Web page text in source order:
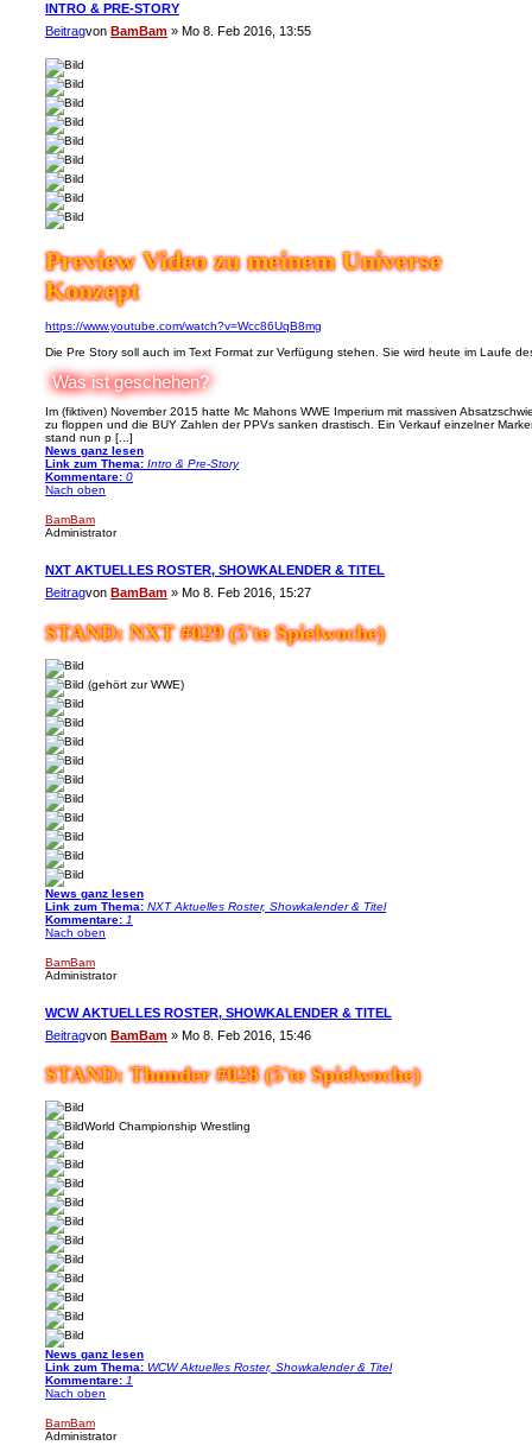
INTRO & PRE-STORY
Beitragvon BamBam » Mo 8. Feb 2016, 13:55
Preview Video zu meinem Universe
Konzept
https://www.youtube.com/watch?v=Wcc86UqB8mg
Die Pre Story soll auch im Text Format zur Verfügung stehen. Sie wird heute im Laufe
Was ist geschehen?
Im (fiktiven) November 2015 hatte Mc Mahons WWE Imperium mit massiven
zu floppen und die BUY Zahlen der PPVs sanken drastisch. Ein Verkauf einzelner
stand nun p [...]
News ganz lesen
Link zum Thema: Intro & Pre-Story
Kommentare: 0
Nach oben
BamBam
Administrator
NXT AKTUELLES ROSTER, SHOWKALENDER & TITEL
Beitragvon BamBam » Mo 8. Feb 2016, 15:27
STAND: NXT #029 (5'te Spielwoche)
(gehört zur WWE)
News ganz lesen
Link zum Thema: NXT Aktuelles Roster, Showkalender & Titel
Kommentare: 1
Nach oben
BamBam
Administrator
WCW AKTUELLES ROSTER, SHOWKALENDER & TITEL
Beitragvon BamBam » Mo 8. Feb 2016, 15:46
STAND: Thunder #028 (5'te Spielwoche)
World Championship Wrestling
News ganz lesen
Link zum Thema: WCW Aktuelles Roster, Showkalender & Titel
Kommentare: 1
Nach oben
BamBam
Administrator